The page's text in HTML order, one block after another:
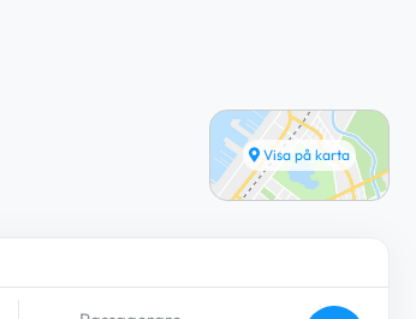
Visa på karta